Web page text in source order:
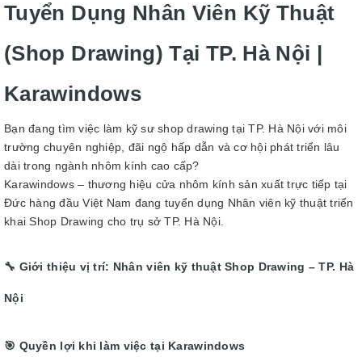
Tuyển Dụng Nhân Viên Kỹ Thuật
(Shop Drawing) Tại TP. Hà Nội |
Karawindows
Bạn đang tìm việc làm kỹ sư shop drawing tại TP. Hà Nội với môi
trường chuyên nghiệp, đãi ngộ hấp dẫn và cơ hội phát triển lâu
dài trong ngành nhôm kính cao cấp?
Karawindows – thương hiệu cửa nhôm kính sản xuất trực tiếp tại
Đức hàng đầu Việt Nam đang tuyển dụng Nhân viên kỹ thuật triển
khai Shop Drawing cho trụ sở TP. Hà Nội.
🔧 Giới thiệu vị trí: Nhân viên kỹ thuật Shop Drawing – TP. Hà
Nội
🎯 Quyền lợi khi làm việc tại Karawindows